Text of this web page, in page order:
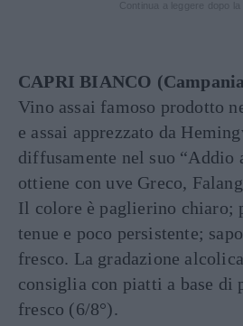
CAPRI BIANCO
Vino assai famoso prodotto
e assai apprezzato da
diffusamente nel suo “Addio
ottiene con uve Greco,
Il colore è paglierino chiaro;
tenue e poco persistente;
fresco. La gradazione
consiglia con piatti a base di
fresco (6/8°).